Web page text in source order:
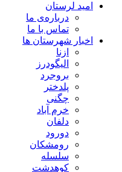
امید لرستان
درباره‌ی ما
تماس با ما
اخبار شهرستان ها
ازنا
الیگودرز
بروجرد
پلدختر
چگنی
خرم آباد
دلفان
دورود
رومشکان
سلسله
کوهدشت